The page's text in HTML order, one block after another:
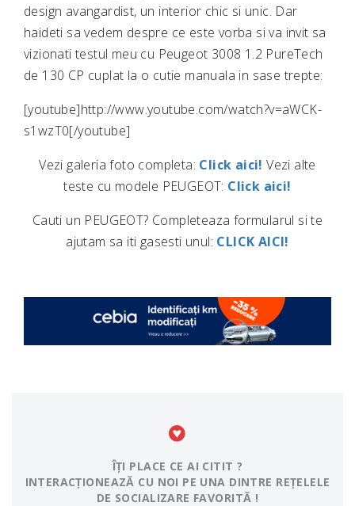
design avangardist, un interior chic si unic. Dar
haideti sa vedem despre ce este vorba si va invit sa
vizionati testul meu cu Peugeot 3008 1.2 PureTech
de 130 CP cuplat la o cutie manuala in sase trepte:
[youtube]http://www.youtube.com/watch?v=aWCK-
s1wzT0[/youtube]
Vezi galeria foto completa: Click aici! Vezi alte
teste cu modele PEUGEOT: Click aici!
Cauti un PEUGEOT? Completeaza formularul si te
ajutam sa iti gasesti unul: CLICK AICI!
ÎȚI PLACE CE AI CITIT ?
INTERACȚIONEAZĂ CU NOI PE UNA DINTRE REȚELELE
DE SOCIALIZARE FAVORITĂ !